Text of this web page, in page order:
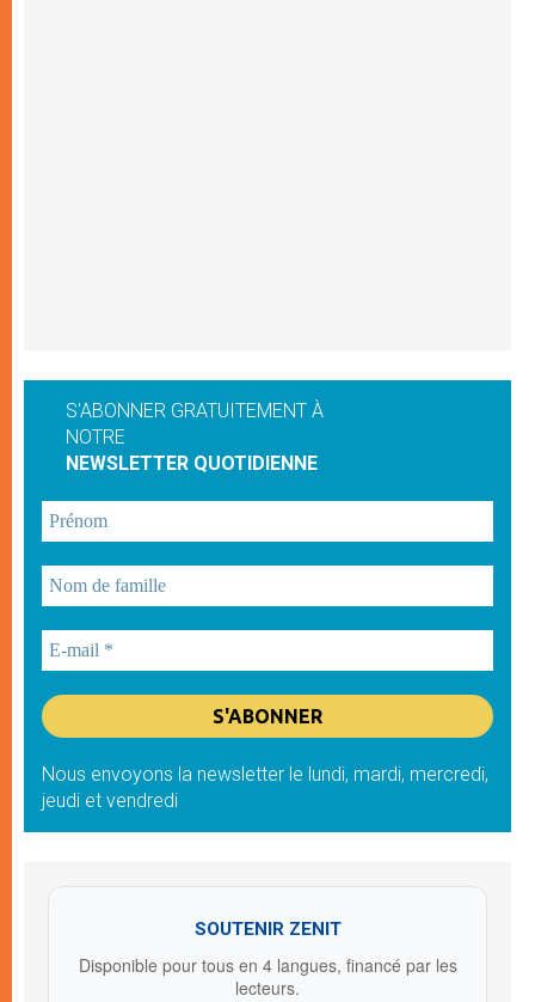
S'ABONNER GRATUITEMENT À
NOTRE
NEWSLETTER QUOTIDIENNE
Nous envoyons la newsletter le lundi, mardi, mercredi,
jeudi et vendredi
SOUTENIR ZENIT
Disponible pour tous en 4 langues, financé par les
lecteurs.